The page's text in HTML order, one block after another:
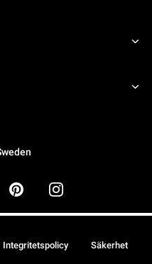
Integritetspolicy Säkerhet